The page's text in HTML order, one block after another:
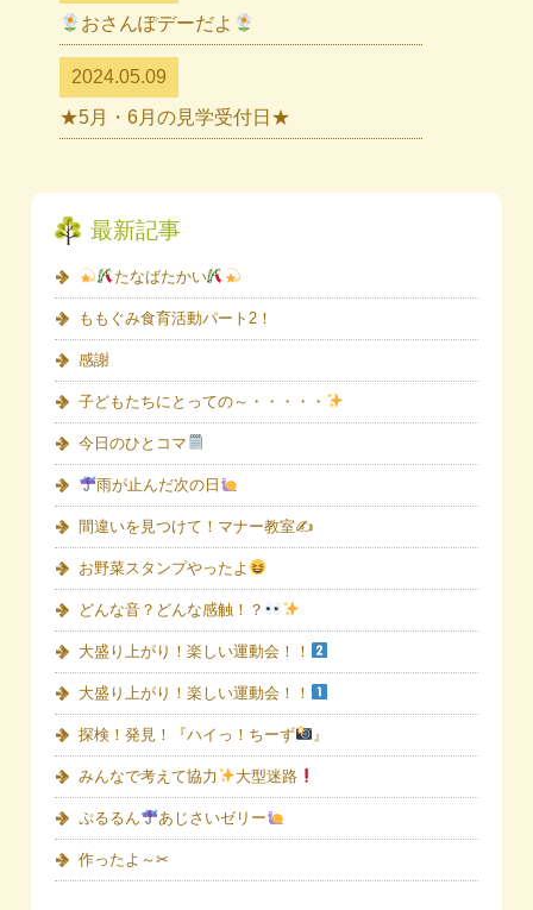
おさんぽデーだよ
2024.05.09
★5月・6月の見学受付日★
最新記事
たなばたかい
ももぐみ食育活動パート2！
感謝
子どもたちにとっての～・・・・・
今日のひとコマ
雨が止んだ次の日
間違いを見つけて！マナー教室✍
お野菜スタンプやったよ
どんな音？どんな感触！？
大盛り上がり！楽しい運動会！！
大盛り上がり！楽しい運動会！！
探検！発見！『ハイっ！ちーず 』
みんなで考えて協力 大型迷路
ぷるるん あじさいゼリー
作ったよ～✂